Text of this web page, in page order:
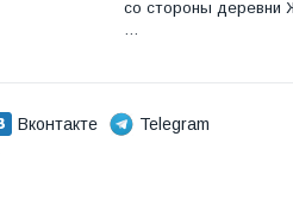
со стороны деревни
Вконтакте
Telegram